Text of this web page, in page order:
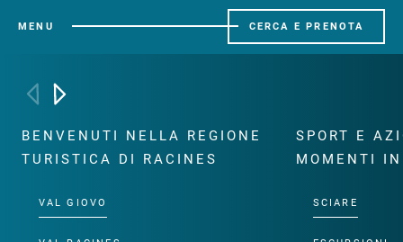
MENU CERCA E PRENOTA
BENVENUTI NELLA REGIONE
TURISTICA DI RACINES
VAL GIOVO
SPORT E
MOMENTI
SCIARE